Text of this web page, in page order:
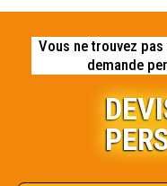
Vous ne trouvez
demande